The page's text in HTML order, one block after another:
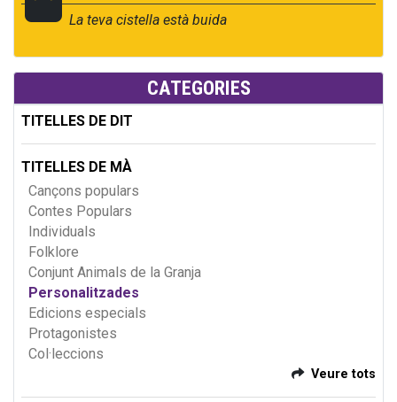
La teva cistella està buida
CATEGORIES
TITELLES DE DIT
TITELLES DE MÀ
Cançons populars
Contes Populars
Individuals
Folklore
Conjunt Animals de la Granja
Personalitzades
Edicions especials
Protagonistes
Col·leccions
Veure tots